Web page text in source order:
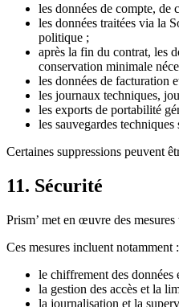
les données de compte, de
les données traitées via la
politique ;
après la fin du contrat, les
conservation minimale
les données de facturation
les journaux techniques,
les exports de portabilité
les sauvegardes
Certaines suppressions peuvent
11. Sécurité
Prism’ met en œuvre des
Ces mesures incluent notamment :
le chiffrement des données
la gestion des accès et la
la journalisation et la